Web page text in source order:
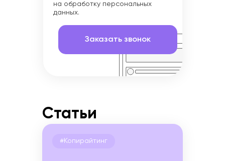
на обработку персональных
данных.
Статьи
#Копирайтинг